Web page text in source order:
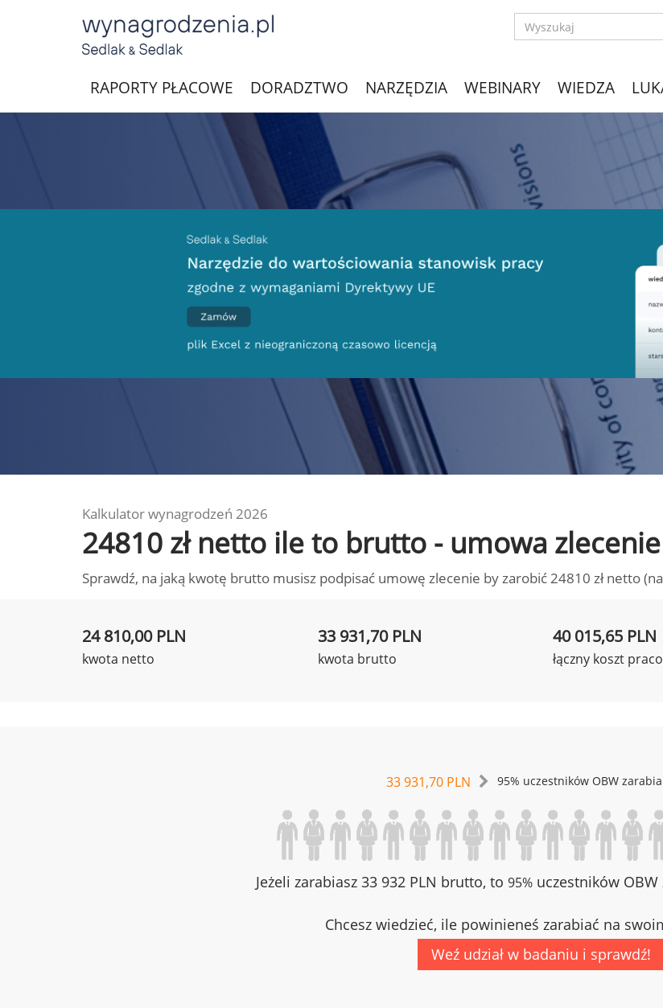
RAPORTY PŁACOWE DORADZTWO NARZĘDZIA WEBINARY WIEDZA
Kalkulator wynagrodzeń 2026
24810 zł netto ile to brutto - umowa
Sprawdź, na jaką kwotę brutto musisz podpisać umowę zlecenie by zarobić 24810 zł netto
24 810,00 PLN
kwota netto
33 931,70 PLN
kwota brutto
40 015,65 PLN
łączny koszt
33 931,70 PLN 95% uczestników OBW
Jeżeli zarabiasz 33 932 PLN brutto, to 95% uczestników
Chcesz wiedzieć, ile powinieneś zarabiać na
Weź udział w badaniu i sprawdź!